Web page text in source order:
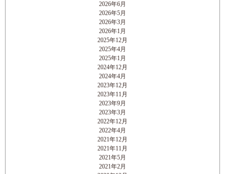
2026年6月
2026年5月
2026年3月
2026年1月
2025年12月
2025年4月
2025年1月
2024年12月
2024年4月
2023年12月
2023年11月
2023年9月
2023年3月
2022年12月
2022年4月
2021年12月
2021年11月
2021年5月
2021年2月